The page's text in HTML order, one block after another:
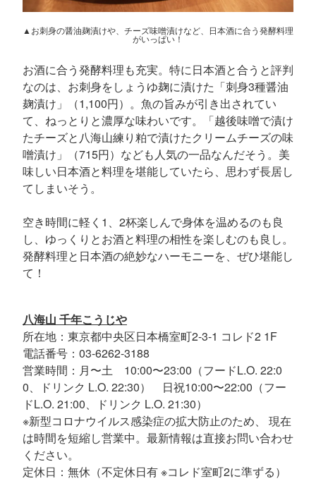
▲お刺身の醤油麹漬けや、チーズ味噌漬けなど、日本酒に合う発酵料理
がいっぱい！
お酒に合う発酵料理も充実。特に日本酒と合うと評判
なのは、お刺身をしょうゆ麹に漬けた「刺身3種醤油
麹漬け」（1,100円）。魚の旨みが引き出されてい
て、ねっとりと濃厚な味わいです。「越後味噌で漬け
たチーズと八海山練り粕で漬けたクリームチーズの味
噌漬け」（715円）なども人気の一品なんだそう。美
味しい日本酒と料理を堪能していたら、思わず長居し
てしまいそう。
空き時間に軽く1、2杯楽しんで身体を温めるのも良
し、ゆっくりとお酒と料理の相性を楽しむのも良し。
発酵料理と日本酒の絶妙なハーモニーを、ぜひ堪能し
て！
八海山 千年こうじや
所在地：東京都中央区日本橋室町2-3-1 コレド2 1F
電話番号：03-6262-3188
営業時間：月〜土 10:00〜23:00（フードL.O. 22:0
0、ドリンク L.O. 22:30） 日祝10:00〜22:00（フー
ドL.O. 21:00、ドリンク L.O. 21:30）
※新型コロナウイルス感染症の拡大防止のため、 現在
は時間を短縮し営業中。最新情報は直接お問い合わせ
ください。
定休日：無休（不定休日有 ※コレド室町2に準ずる）